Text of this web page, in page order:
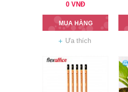
0 VNĐ
MUA HÀNG
Ưa thích